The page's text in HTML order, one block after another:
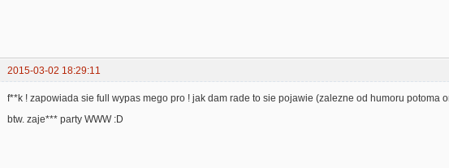
2015-03-02 18:29:11
f**k ! zapowiada sie full wypas mego pro ! jak dam rade to sie pojawie (zalezne od humoru potoma
btw. zaje*** party WWW :D